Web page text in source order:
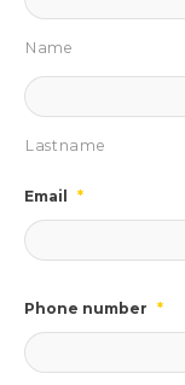
Name
Lastname
Email *
Phone number *